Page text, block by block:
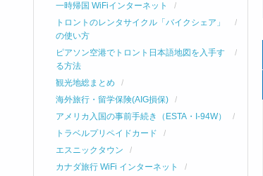
一時帰国 WiFiインターネット
トロントのレンタサイクル「バイクシェア」
の使い方
ピアソン空港でトロント日本語地図を入手す
る方法
観光地総まとめ
海外旅行・留学保険(AIG損保)
アメリカ入国の事前手続き（ESTA・I-94W）
トラベルプリペイドカード
エスニックタウン
カナダ旅行 WiFi インターネット